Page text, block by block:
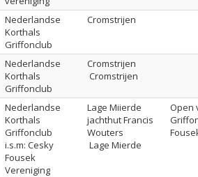
Nederlandse
Korthals
Griffonclub
Cromstrijen
Nederlandse
Korthals
Griffonclub
Cromstrijen
Cromstrijen
Nederlandse
Korthals
Griffonclub
i.s.m: Cesky
Fousek
Vereniging
Lage Miierde
jachthut Francis
Wouters
Lage Mierde
Open